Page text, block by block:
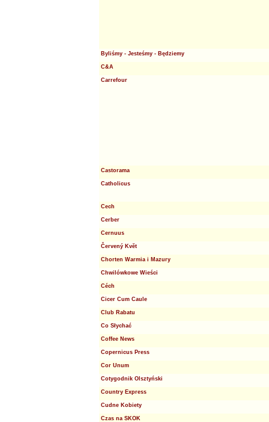
Byliśmy - Jesteśmy - Będziemy
C&A
Carrefour
Castorama
Catholicus
Cech
Cerber
Cernuus
Červený Květ
Chorten Warmia i Mazury
Chwilówkowe Wieści
Céch
Cicer Cum Caule
Club Rabatu
Co Słychać
Coffee News
Copernicus Press
Cor Unum
Cotygodnik Olsztyński
Country Express
Cudne Kobiety
Czas na SKOK